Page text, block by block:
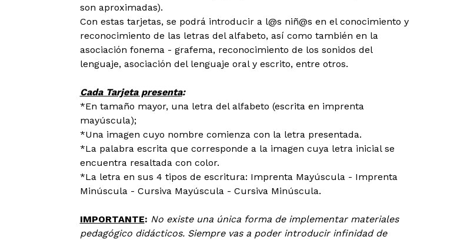
son aproximadas).
Con estas tarjetas, se podrá introducir a l@s niñ@s en el conocimiento y
reconocimiento de las letras del alfabeto, así como también en la
asociación fonema - grafema, reconocimiento de los sonidos del
lenguaje, asociación del lenguaje oral y escrito, entre otros.
Cada Tarjeta presenta:
*En tamaño mayor, una letra del alfabeto (escrita en imprenta
mayúscula);
*Una imagen cuyo nombre comienza con la letra presentada.
*La palabra escrita que corresponde a la imagen cuya letra inicial se
encuentra resaltada con color.
*La letra en sus 4 tipos de escritura: Imprenta Mayúscula - Imprenta
Minúscula - Cursiva Mayúscula - Cursiva Minúscula.
IMPORTANTE: No existe una única forma de implementar materiales
pedagógico didácticos. Siempre vas a poder introducir infinidad de